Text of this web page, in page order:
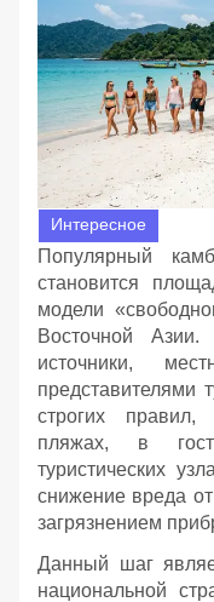
Интересное
Популярный
становится
модели
Восточной
источники,
представителями
строгих правил,
пляжах, в
туристических
снижение вреда
загрязнением
Данный шаг
национальной